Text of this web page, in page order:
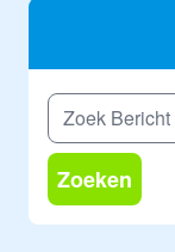
Zoeken